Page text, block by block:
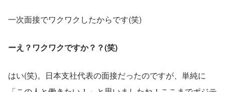
一次面接でワクワクしたからです(笑)
ーえ？ワクワクですか？？(笑)
はい(笑)。日本支社代表の面接だったのですが、単純に